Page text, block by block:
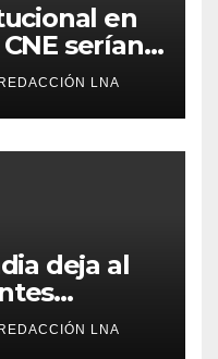
en
serían
de 2026
LNA
deja al
LNA